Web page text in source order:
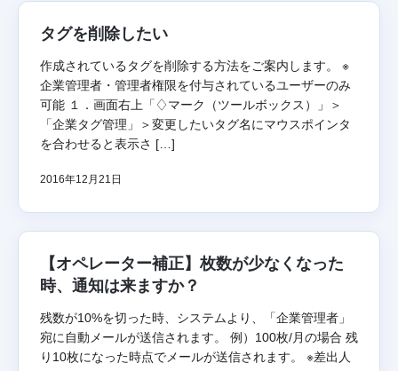
タグを削除したい
作成されているタグを削除する方法をご案内します。 ※
企業管理者・管理者権限を付与されているユーザーのみ
可能 １．画面右上「♢マーク（ツールボックス）」＞
「企業タグ管理」＞変更したいタグ名にマウスポインタ
を合わせると表示さ […]
2016年12月21日
【オペレーター補正】枚数が少なくなった
時、通知は来ますか？
残数が10%を切った時、システムより、「企業管理者」
宛に自動メールが送信されます。 例）100枚/月の場合 残
り10枚になった時点でメールが送信されます。 ※差出人